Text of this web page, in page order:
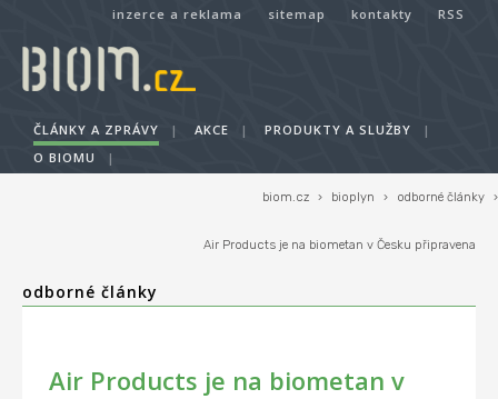
inzerce a reklama sitemap kontakty RSS
ČLÁNKY A ZPRÁVY | AKCE | PRODUKTY A SLUŽBY
|
O BIOMU
|
biom.cz › bioplyn › odborné články ›
Air Products je na biometan v Česku připravena
odborné články
Air Products je na biometan v